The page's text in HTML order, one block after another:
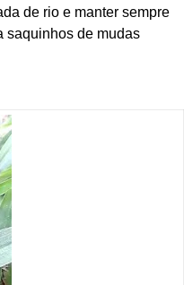
de rio e manter sempre
saquinhos de mudas